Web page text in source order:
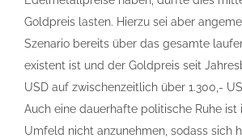
Goldpreis lasten. Hierzu sei aber
Szenario bereits über das gesamte
existent ist und der Goldpreis seit
USD auf zwischenzeitlich über 1.300,-
Auch eine dauerhafte politische Ruhe
Umfeld nicht anzunehmen, sodass sich